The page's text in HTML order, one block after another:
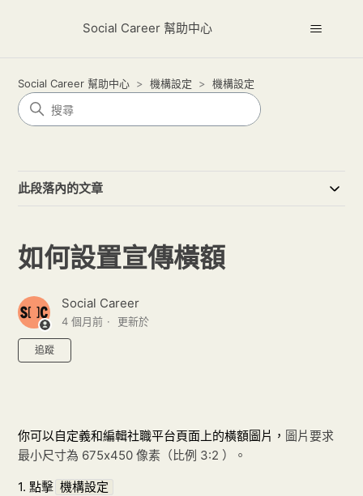
Social Career 幫助中心
Social Career 幫助中心 機構設定 機構設定
此段落內的文章
如何設置宣傳橫額
Social Career
4 個月前 更新於
追蹤
你可以自定義和編輯社職平台頁面上的橫額圖片， 圖片要求
最小尺寸為 675x450 像素（比例 3:2 ）。
1. 點擊 機構設定